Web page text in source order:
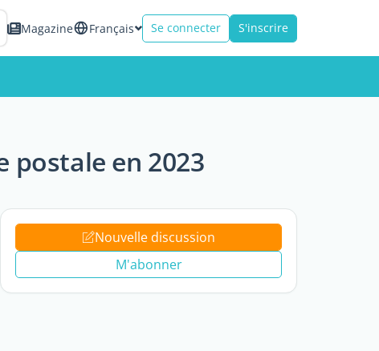
Magazine Français Se connecter S'inscrire
en 2023
Nouvelle discussion
M'abonner